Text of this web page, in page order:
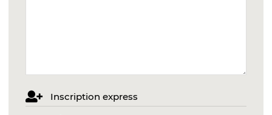
Inscription express